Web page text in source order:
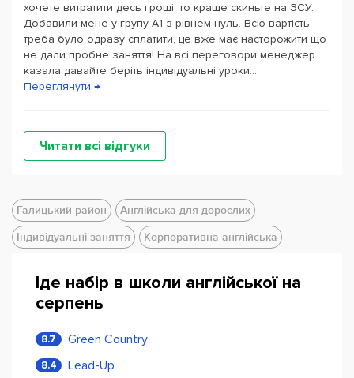
хочете витратити десь гроші, то краще скиньте на ЗСУ.
Добавили мене у групу А1 з рівнем нуль. Всю вартість
треба було одразу сплатити, це вже має насторожити що
не дали пробне заняття! На всі переговори менеджер
казала давайте беріть індивідуальні уроки...
Переглянути →
Читати всі відгуки
Галицький район
Англійська для дорослих
Індивідуальні заняття
Корпоративна англійська
Іде набір в школи англійської на
серпень
8.7 Green Country
8.4 Lead-Up